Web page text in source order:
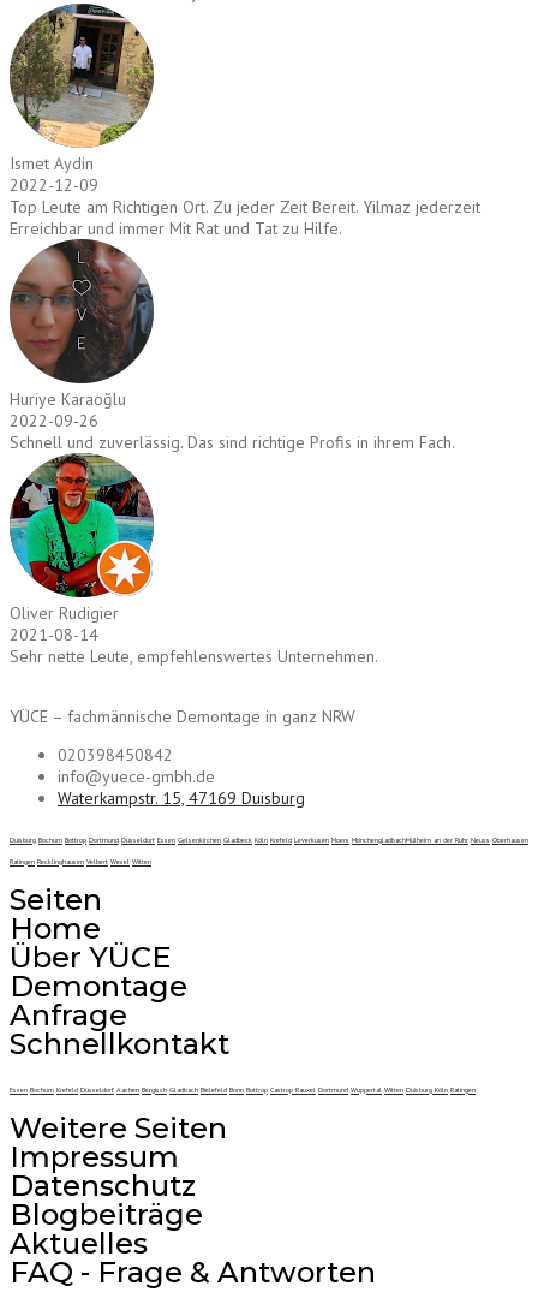
Ismet Aydin
2022-12-09
Top Leute am Richtigen Ort. Zu jeder Zeit Bereit. Yilmaz jederzeit
Erreichbar und immer Mit Rat und Tat zu Hilfe.
Huriye Karaoğlu
2022-09-26
Schnell und zuverlässig. Das sind richtige Profis in ihrem Fach.
Oliver Rudigier
2021-08-14
Sehr nette Leute, empfehlenswertes Unternehmen.
YÜCE – fachmännische Demontage in ganz NRW
020398450842
info@yuece-gmbh.de
Waterkampstr. 15, 47169 Duisburg
Duisburg Bochum Bottrop Dortmund Düsseldorf Essen Gelsenkirchen Gladbeck Köln Krefeld Leverkusen Moers MönchengladbachMülheim an der Ruhr Neuss Oberhausen
Ratingen Recklinghausen Velbert Wesel Witten
Seiten
Home
Über YÜCE
Demontage
Anfrage
Schnellkontakt
Essen Bochum Krefeld Düsseldorf Aachen Bergisch Gladbach Bielefeld Bonn Bottrop Castrop Rauxel Dortmund Wuppertal Witten Duisburg Köln Ratingen
Weitere Seiten
Impressum
Datenschutz
Blogbeiträge
Aktuelles
FAQ - Frage & Antworten